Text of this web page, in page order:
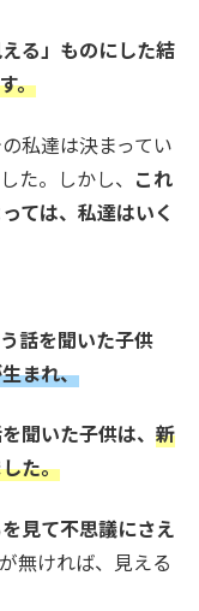
る」ものにした結
。
私達は決まってい
た。しかし、 これ
ては、私達はいく
話を聞いた子供
まれ、
聞いた子供は、 新
た。
見て不思議にさえ
無ければ、見える